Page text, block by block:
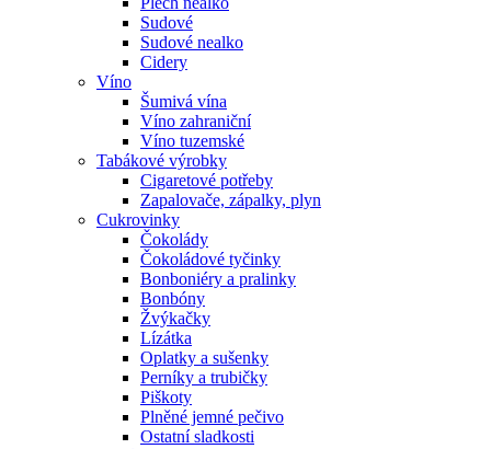
Sudové
Sudové nealko
Cidery
Víno
Šumivá vína
Víno zahraniční
Víno tuzemské
Tabákové výrobky
Cigaretové potřeby
Zapalovače, zápalky, plyn
Cukrovinky
Čokolády
Čokoládové tyčinky
Bonboniéry a pralinky
Bonbóny
Žvýkačky
Lízátka
Oplatky a sušenky
Perníky a trubičky
Piškoty
Plněné jemné pečivo
Ostatní sladkosti